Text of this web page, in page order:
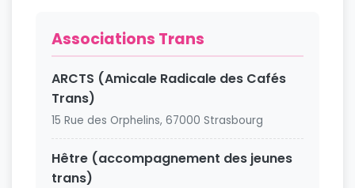
Associations Trans
ARCTS (Amicale Radicale des Cafés
Trans)
15 Rue des Orphelins, 67000 Strasbourg
Hêtre (accompagnement des jeunes
trans)